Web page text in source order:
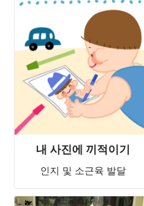
내 사진에 끼적이기
인지 및 소근육 발달